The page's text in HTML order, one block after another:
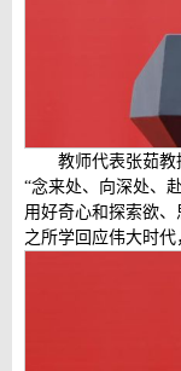
教师代表张茹教
“念来处、向深处、
用好奇心和探索欲
之所学回应伟大时代